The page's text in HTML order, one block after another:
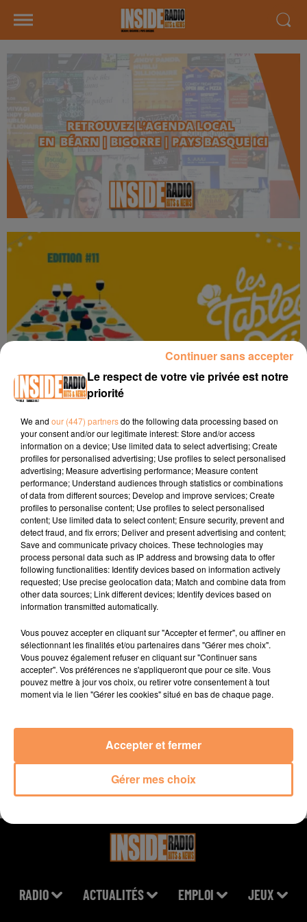
VIC EN BIGORRE : LES TABLÉES DE VIC REVIENNENT DU 25 AU 28
JUIN !
TITRES DIFFUSÉS
22h36
22h36
MICHAEL JACKSON
Beat It
22h33
22h33
ODYSSEY
Oh La Mer
22h30
22h30
JOYCE JONATHAN
Comme D'hab
22h27
22h27
CHARLOTTE CARDIN
22h23
22h23
SNAP!
Rythm Is A Dancer
22h21
22h21
KARIM NAAS
RADIO ACTUALITÉS EMPLOI JEUX
Le respect de votre vie privée est notre
priorité
We and our (447) partnersdo the following data processing based on
your consent and/or our legitimate interest: Store and/or access
information on a device; Use limited data to select advertising; Create
profiles for personalised advertising; Use profiles to select personalised
advertising; Measure advertising performance; Measure content
performance; Understand audiences through statistics or combinations
of data from different sources; Develop and improve services; Create
profiles to personalise content; Use profiles to select personalised
content; Use limited data to select content; Ensure security, prevent and
detect fraud, and fix errors; Deliver and present advertising and content;
Save and communicate privacy choices. These technologies may
process personal data such as IP address and browsing data to offer
following functionalities: Identify devices based on information actively
requested; Use precise geolocation data; Match and combine data from
other data sources; Link different devices; Identify devices based on
information transmitted automatically.
Vous pouvez accepter en cliquant sur "Accepter et fermer", ou affiner en
sélectionnant les finalités et/ou partenaires dans "Gérer mes choix".
Vous pouvez également refuser en cliquant sur "Continuer sans
accepter". Vos préférences ne s'appliqueront que pour ce site. Vous
pouvez mettre à jour vos choix, ou retirer votre consentement à tout
moment via le lien "Gérer les cookies" situé en bas de chaque page.
Gérer mes choix
Accepter et fermer
Continuer sans accepter